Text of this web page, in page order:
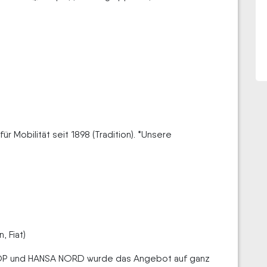
Mobilität seit 1898 (Tradition). *Unsere
Fiat)
und HANSA NORD wurde das Angebot auf ganz